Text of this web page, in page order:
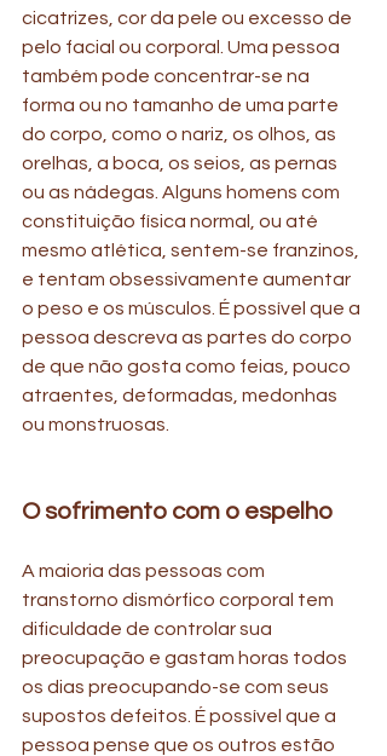
cicatrizes, cor da pele ou excesso de
pelo facial ou corporal. Uma pessoa
também pode concentrar-se na
forma ou no tamanho de uma parte
do corpo, como o nariz, os olhos, as
orelhas, a boca, os seios, as pernas
ou as nádegas. Alguns homens com
constituição física normal, ou até
mesmo atlética, sentem-se franzinos,
e tentam obsessivamente aumentar
o peso e os músculos. É possível que a
pessoa descreva as partes do corpo
de que não gosta como feias, pouco
atraentes, deformadas, medonhas
ou monstruosas.
O sofrimento com o espelho
A maioria das pessoas com
transtorno dismórfico corporal tem
dificuldade de controlar sua
preocupação e gastam horas todos
os dias preocupando-se com seus
supostos defeitos. É possível que a
pessoa pense que os outros estão